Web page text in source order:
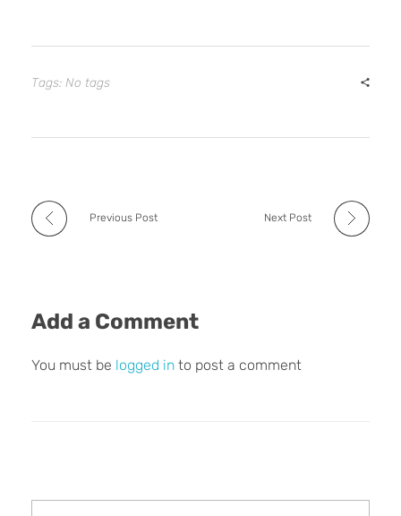
Tags: No tags
Previous Post Next Post
Add a Comment
You must be logged in to post a comment